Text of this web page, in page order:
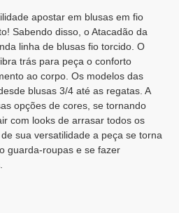
apostar em blusas em fio
Sabendo disso, o Atacadão da
linha de blusas fio torcido. O
trás para peça o conforto
ao corpo. Os modelos das
blusas 3/4 até as regatas. A
opções de cores, se tornando
com looks de arrasar todos os
sua versatilidade a peça se torna
guarda-roupas e se fazer